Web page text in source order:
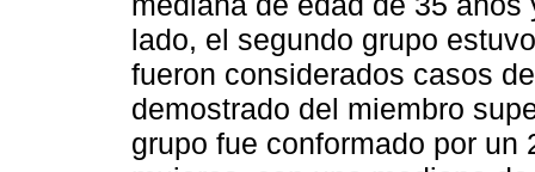
lado, el segundo grupo
fueron considerados casos
demostrado del miembro
grupo fue conformado por un